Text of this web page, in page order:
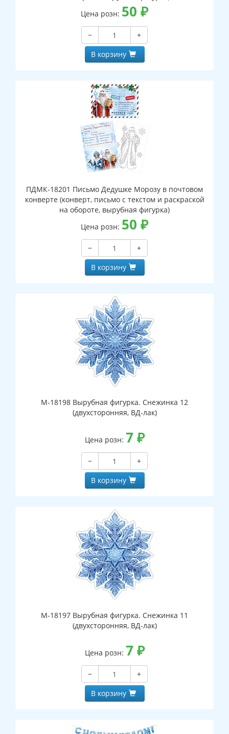
Цена розн: 50 ₽
−
+
В корзину
ПДМК-18201 Письмо Дедушке Морозу в почтовом
конверте (конверт, письмо с текстом и раскраской
на обороте, вырубная фигурка)
Цена розн: 50 ₽
−
+
В корзину
М-18198 Вырубная фигурка. Снежинка 12
(двухсторонняя, ВД-лак)
Цена розн: 7 ₽
−
+
В корзину
М-18197 Вырубная фигурка. Снежинка 11
(двухсторонняя, ВД-лак)
Цена розн: 7 ₽
−
+
В корзину